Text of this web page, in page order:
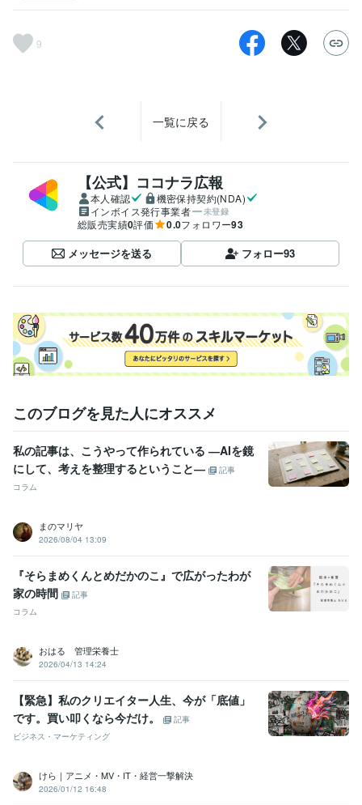
9
一覧に戻る
【公式】ココナラ広報
本人確認
機密保持契約(NDA)
インボイス発行事業者
未登録
総販売実績0評価 0.0フォロワー93
メッセージを送る フォロー93
このブログを見た人にオススメ
私の記事は、こうやって作られている ―AIを鏡
にして、考えを整理するということ―
記事
コラム
まのマリヤ
2026/08/04 13:09
『そらまめくんとめだかのこ』で広がったわが
家の時間
記事
コラム
おはる 管理栄養士
2026/04/13 14:24
【緊急】私のクリエイター人生、今が「底値」
です。買い叩くなら今だけ。
記事
ビジネス・マーケティング
けら｜アニメ・MV・IT・経営一撃解決
2026/01/12 16:48